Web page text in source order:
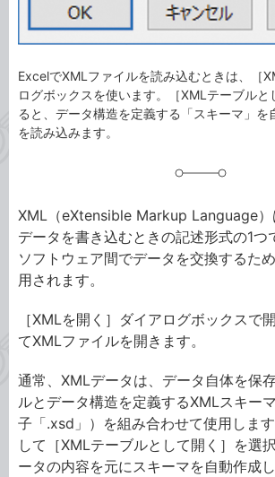
ExcelでXMLファイルを読み込むときは、［
ログボックスを使います。［XMLテーブルと
ると、データ構造を定義する「スキーマ」を
を読み込みます。
XML（eXtensible Markup Language）
データを書き込むときの記述形式の1つ
ソフトウェア間でデータを交換するた
用されます。
［XMLを開く］ダイアログボックスで
てXMLファイルを開きます。
通常、XMLデータは、データ自体を保
ルとデータ構造を定義するXMLスキー
子「.xsd」）を組み合わせて使用しま
して［XMLテーブルとして開く］を選
ータの内容を元にスキーマを自動作成